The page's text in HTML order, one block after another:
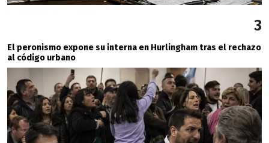
3
El peronismo expone su interna en Hurlingham tras el rechazo
al código urbano